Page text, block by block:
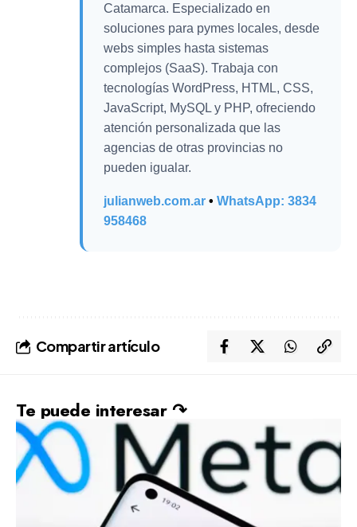
Catamarca. Especializado en
soluciones para pymes locales, desde
webs simples hasta sistemas
complejos (SaaS). Trabaja con
tecnologías WordPress, HTML, CSS,
JavaScript, MySQL y PHP, ofreciendo
atención personalizada que las
agencias de otras provincias no
pueden igualar.
julianweb.com.ar • WhatsApp: 3834
958468
Compartir artículo
Te puede interesar ↷